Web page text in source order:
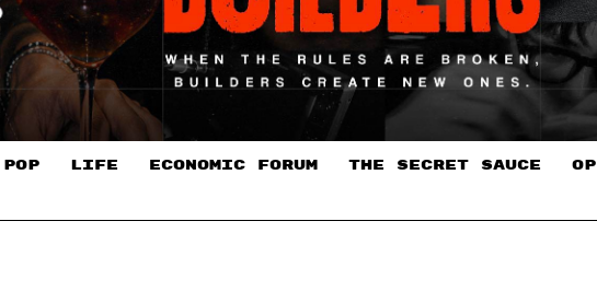
POP LIFE ECONOMIC FORUM THE SECRET SAUCE​